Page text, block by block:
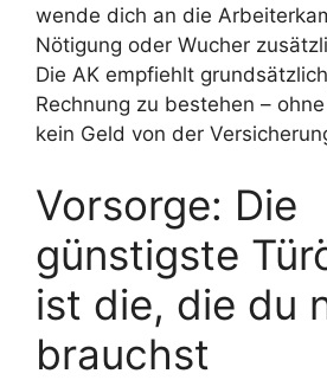
wende dich an die
Nötigung oder Wucher
Die AK empfiehlt
Rechnung zu bestehen –
kein Geld von der
Vorsorge: Die
günstigste
ist die, die du
brauchst